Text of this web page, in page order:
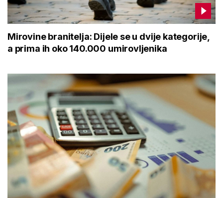
Mirovine branitelja: Dijele se u dvije kategorije,
a prima ih oko 140.000 umirovljenika